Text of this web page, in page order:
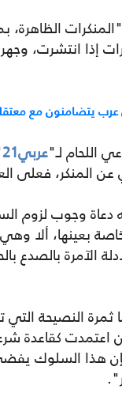
الظاهرة،
إذا انتشرت، وجهر
يتضامنون مع
اللحام لـ"عربي21
عن المنكر، فعلى
دعاة وجوب لزوم
بعينها، ألا
الآمرة بالصدع
ثمرة النصيحة
اعتمدت كقاعدة
هذا السلوك